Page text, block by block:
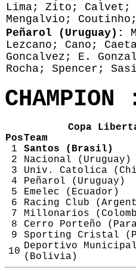
Lima; Zito; Calvet;
Mengalvio;
Peñarol (Uruguay):
Lezcano; Cano;
Goncalvez; E.
Rocha; Spencer;
Copa
PosTeam
1
Santos (Brasil)
2
Nacional (Uruguay)
3
Univ. Catolica
4
Peñarol (Uruguay)
5
Emelec (Ecuador)
6
Racing Club
7
Millonarios
8
Cerro Porteño
9
Sporting Cristal
10 Deportivo Municipal
(Bolivia)